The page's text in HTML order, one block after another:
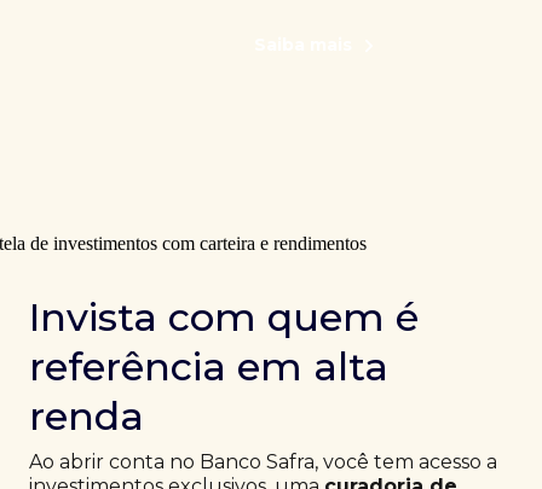
Invista com quem é
referência em alta
renda
Ao abrir conta no Banco Safra, você tem acesso a